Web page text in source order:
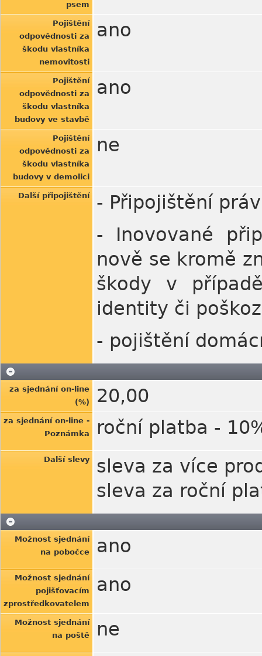
psem
Pojištění
odpovědnosti za
škodu vlastníka
nemovitosti
ano
Pojištění
odpovědnosti za
škodu vlastníka
budovy ve stavbě
ano
Pojištění
odpovědnosti za
škodu vlastníka
budovy v demolici
ne
Další připojištění
- Připojištění
- Inovované
nově se kromě
škody v
identity či
- pojištění
za sjednání on-line
(%)
20,00
za sjednání on-line -
Poznámka
roční platba -
Další slevy
sleva za více
sleva za roční
Možnost sjednání
na pobočce
ano
Možnost sjednání
pojišťovacím
zprostředkovatelem
ano
Možnost sjednání
na poště
ne